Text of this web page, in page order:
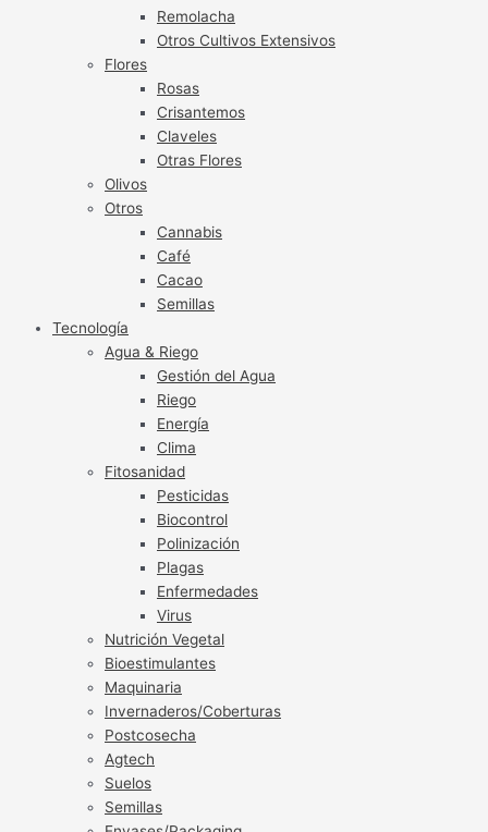
Remolacha
Otros Cultivos Extensivos
Flores
Rosas
Crisantemos
Claveles
Otras Flores
Olivos
Otros
Cannabis
Café
Cacao
Semillas
Tecnología
Agua & Riego
Gestión del Agua
Riego
Energía
Clima
Fitosanidad
Pesticidas
Biocontrol
Polinización
Plagas
Enfermedades
Virus
Nutrición Vegetal
Bioestimulantes
Maquinaria
Invernaderos/Coberturas
Postcosecha
Agtech
Suelos
Semillas